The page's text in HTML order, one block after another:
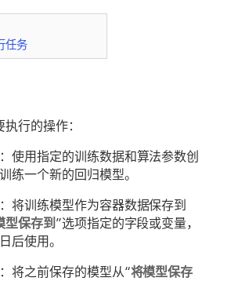
任务
行的操作：
使用指定的训练数据和算法参数创
练一个新的回归模型。
将训练模型作为容器数据保存到
型保存到 ”选项指定的字段或变量，
后使用。
将之前保存的模型从“将模型保存